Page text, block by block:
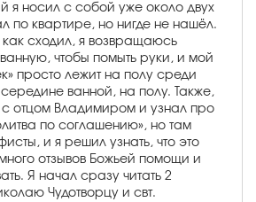
я носил с собой уже около двух
по квартире, но нигде не нашёл.
как сходил, я возвращаюсь
чтобы помыть руки, и мой
просто лежит на полу среди
ванной, на полу. Также,
с отцом Владимиром и узнал про
по соглашению», но там
и я решил узнать, что это
отзывов Божьей помощи и
Я начал сразу читать 2
Чудотворцу и свт.